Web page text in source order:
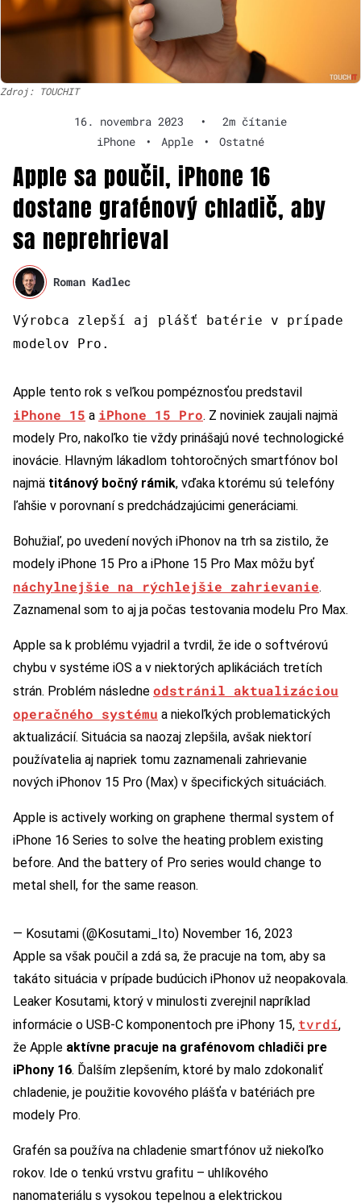
Zdroj: TOUCHIT
16. novembra 2023 •
2m čítanie
iPhone
• Apple • Ostatné
Apple sa poučil, iPhone 16
dostane grafénový chladič, aby
sa neprehrieval
Roman Kadlec
Výrobca zlepší aj plášť batérie v prípade
modelov Pro.
Apple tento rok s veľkou pompéznosťou predstavil
iPhone 15 a iPhone 15 Pro. Z noviniek zaujali najmä
modely Pro, nakoľko tie vždy prinášajú nové technologické
inovácie. Hlavným lákadlom tohtoročných smartfónov bol
najmä titánový bočný rámik, vďaka ktorému sú telefóny
ľahšie v porovnaní s predchádzajúcimi generáciami.
Bohužiaľ, po uvedení nových iPhonov na trh sa zistilo, že
modely iPhone 15 Pro a iPhone 15 Pro Max môžu byť
náchylnejšie na rýchlejšie zahrievanie.
Zaznamenal som to aj ja počas testovania modelu Pro Max.
Apple sa k problému vyjadril a tvrdil, že ide o softvérovú
chybu v systéme iOS a v niektorých aplikáciách tretích
strán. Problém následne odstránil aktualizáciou
operačného systému a niekoľkých problematických
aktualizácií. Situácia sa naozaj zlepšila, avšak niektorí
používatelia aj napriek tomu zaznamenali zahrievanie
nových iPhonov 15 Pro (Max) v špecifických situáciách.
Apple is actively working on graphene thermal system of
iPhone 16 Series to solve the heating problem existing
before. And the battery of Pro series would change to
metal shell, for the same reason.
— Kosutami (@Kosutami_Ito) November 16, 2023
Apple sa však poučil a zdá sa, že pracuje na tom, aby sa
takáto situácia v prípade budúcich iPhonov už neopakovala.
Leaker Kosutami, ktorý v minulosti zverejnil napríklad
informácie o USB-C komponentoch pre iPhony 15, tvrdí,
že Apple aktívne pracuje na grafénovom chladiči pre
iPhony 16. Ďalším zlepšením, ktoré by malo zdokonaliť
chladenie, je použitie kovového plášťa v batériách pre
modely Pro.
Grafén sa používa na chladenie smartfónov už niekoľko
rokov. Ide o tenkú vrstvu grafitu – uhlíkového
nanomateriálu s vysokou tepelnou a elektrickou